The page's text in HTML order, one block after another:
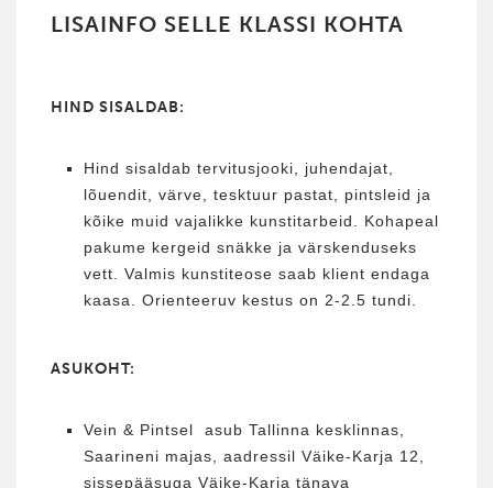
LISAINFO SELLE KLASSI KOHTA
HIND SISALDAB:
Hind sisaldab tervitusjooki, juhendajat,
lõuendit, värve, tesktuur pastat, pintsleid ja
kõike muid vajalikke kunstitarbeid. Kohapeal
pakume kergeid snäkke ja värskenduseks
vett. Valmis kunstiteose saab klient endaga
kaasa. Orienteeruv kestus on 2-2.5 tundi.
ASUKOHT:
Vein & Pintsel asub Tallinna kesklinnas,
Saarineni majas, aadressil Väike-Karja 12,
sissepääsuga Väike-Karja tänava